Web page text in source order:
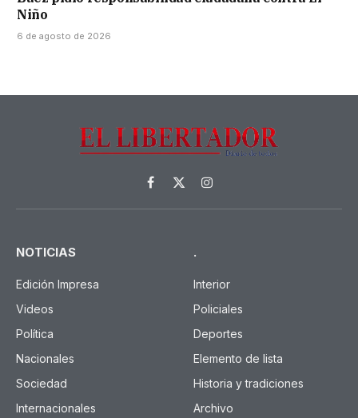
Niño
6 de agosto de 2026
Facebook
X
(Twitter)
Instagram
NOTICIAS
Edición Impresa
Videos
Política
Nacionales
Sociedad
Internacionales
.
Interior
Policiales
Deportes
Elemento de lista
Historia y tradiciones
Archivo